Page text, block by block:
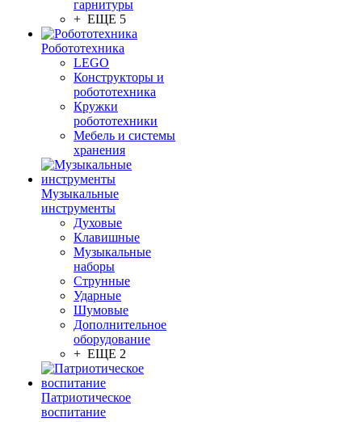
гарнитуры
+ ЕЩЕ 5
Робототехника
LEGO
Конструкторы и
робототехника
Кружки
робототехники
Мебель и системы
хранения
Музыкальные
инструменты
Духовые
Клавишные
Музыкальные
наборы
Струнные
Ударные
Шумовые
Дополнительное
оборудование
+ ЕЩЕ 2
Патриотическое
воспитание